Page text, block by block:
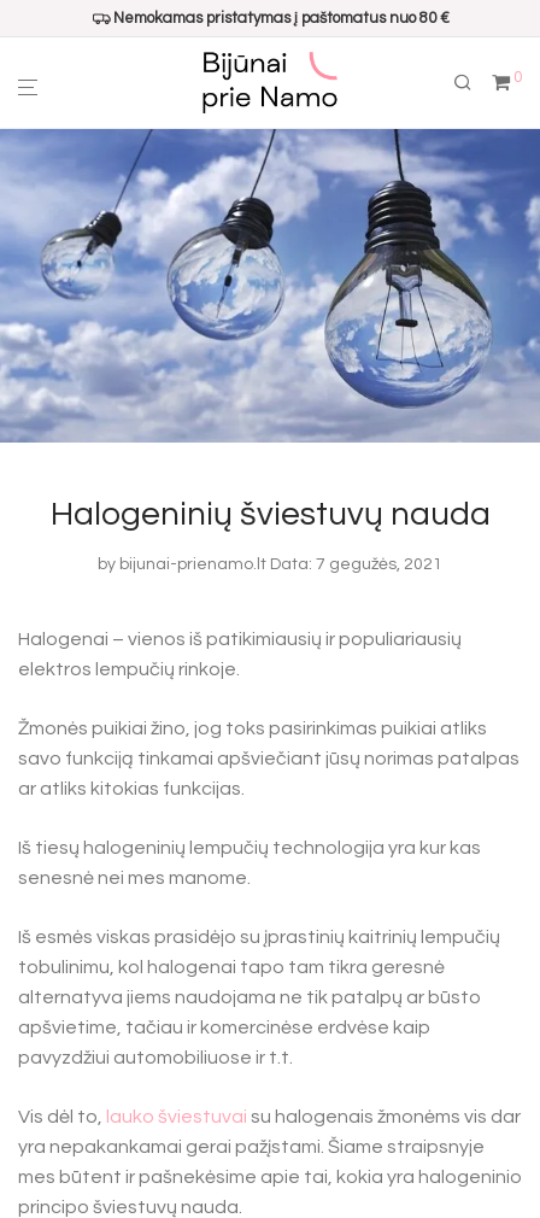
Nemokamas pristatymas į paštomatus nuo 80 €
0
Halogeninių šviestuvų nauda
by bijunai-prienamo.lt Data: 7 gegužės, 2021
Halogenai – vienos iš patikimiausių ir populiariausių
elektros lempučių rinkoje.
Žmonės puikiai žino, jog toks pasirinkimas puikiai atliks
savo funkciją tinkamai apšviečiant jūsų norimas patalpas
ar atliks kitokias funkcijas.
Iš tiesų halogeninių lempučių technologija yra kur kas
senesnė nei mes manome.
Iš esmės viskas prasidėjo su įprastinių kaitrinių lempučių
tobulinimu, kol halogenai tapo tam tikra geresnė
alternatyva jiems naudojama ne tik patalpų ar būsto
apšvietime, tačiau ir komercinėse erdvėse kaip
pavyzdžiui automobiliuose ir t.t.
Vis dėl to, lauko šviestuvai su halogenais žmonėms vis dar
yra nepakankamai gerai pažįstami. Šiame straipsnyje
mes būtent ir pašnekėsime apie tai, kokia yra halogeninio
principo šviestuvų nauda.